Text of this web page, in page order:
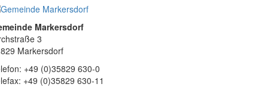
Markersdorf
3
Markersdorf
+49 (0)35829 630-0
+49 (0)35829 630-11